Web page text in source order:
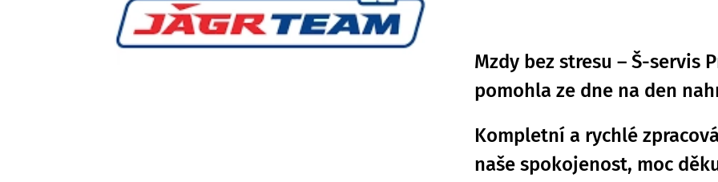
Mzdy bez stresu – Š-servis
pomohla ze dne na den
Kompletní a rychlé
naše spokojenost, moc